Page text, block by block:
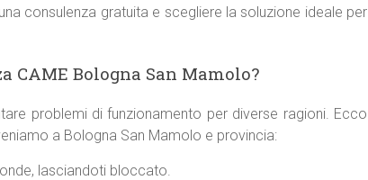
consulenza gratuita e scegliere la soluzione ideale per
CAME Bologna San Mamolo?
problemi di funzionamento per diverse ragioni. Ecco
a Bologna San Mamolo e provincia:
lasciandoti bloccato.